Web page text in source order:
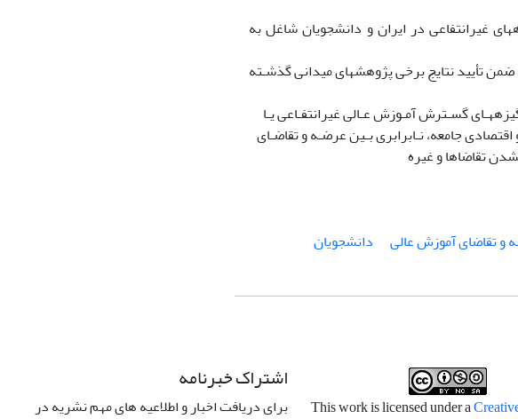
غیرانتفاعی در ایران و دانشجویان شاغل به
ضمن تأیید نتایج برخی پژوهشهای میدانی گذشـته
گسـترش آمـوزش عـالی غیرانتفـاعی یـا
جامعه، نـابرابری بـین عرضـه و تقاضـای
تقاضاها و غیره
و تقاضای آموزش عالی
دانشجویان
اشتراک خبرنامه
برای دریافت اخبار و اطلاعیه های مهم نشریه در